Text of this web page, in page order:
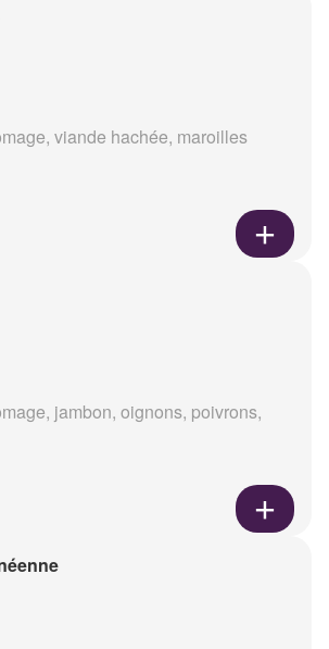
viande hachée, maroilles
jambon, oignons, poivrons,